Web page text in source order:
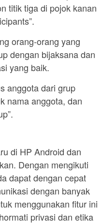
titik tiga di pojok kanan
orang-orang yang
dengan bijaksana dan
yang baik.
anggota dari grup
nama anggota, dan
di HP Android dan
Dengan mengikuti
dapat dengan cepat
dengan banyak
menggunakan fitur ini
privasi dan etika